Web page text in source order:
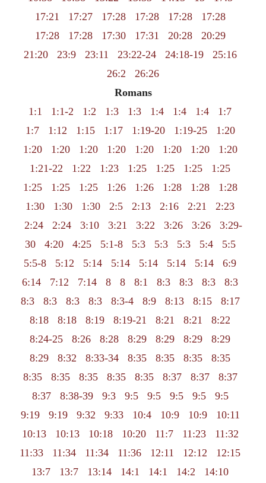
17:21
17:27 17:28 17:28 17:28
17:28
17:28
17:28 17:30 17:31 20:28
20:29
21:20
23:9 23:11 23:22-24 24:18-19
25:16
26:2
26:26
Romans
1:1
1:1-2 1:2 1:3 1:3 1:4 1:4 1:4
1:7
1:7
1:12 1:15 1:17 1:19-20 1:19-25
1:20
1:20
1:20 1:20 1:20 1:20 1:20 1:20
1:20
1:21-22
1:22 1:23 1:25 1:25 1:25
1:25
1:25
1:25 1:25 1:26 1:26 1:28 1:28
1:28
1:30
1:30 1:30 2:5 2:13 2:16 2:21
2:23
2:24
2:24 3:10 3:21 3:22 3:26 3:26
3:29-
30
4:20 4:25 5:1-8 5:3 5:3 5:3 5:4
5:5
5:5-8
5:12 5:14 5:14 5:14 5:14 5:14
6:9
6:14
7:12 7:14 8 8 8:1 8:3 8:3 8:3
8:3
8:3
8:3 8:3 8:3 8:3-4 8:9 8:13 8:15
8:17
8:18
8:18 8:19 8:19-21 8:21 8:21
8:22
8:24-25
8:26 8:28 8:29 8:29 8:29
8:29
8:29
8:32 8:33-34 8:35 8:35 8:35
8:35
8:35
8:35 8:35 8:35 8:35 8:37 8:37
8:37
8:37
8:38-39 9:3 9:5 9:5 9:5 9:5
9:5
9:19
9:19 9:32 9:33 10:4 10:9 10:9
10:11
10:13
10:13 10:18 10:20 11:7 11:23
11:32
11:33
11:34 11:34 11:36 12:11 12:12
12:15
13:7
13:7 13:14 14:1 14:1 14:2
14:10